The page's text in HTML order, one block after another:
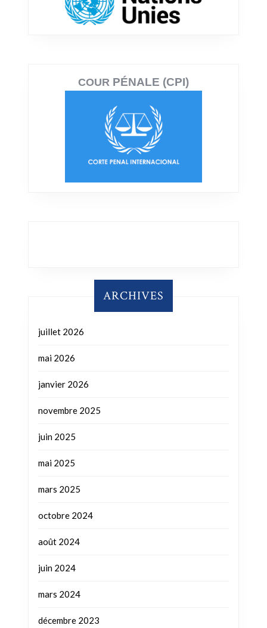
COUR PÉNALE (CPI)
ARCHIVES
juillet 2026
mai 2026
janvier 2026
novembre 2025
juin 2025
mai 2025
mars 2025
octobre 2024
août 2024
juin 2024
mars 2024
décembre 2023